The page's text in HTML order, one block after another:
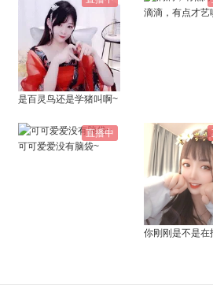
是百灵鸟还是学猪叫啊~
滴滴，有点才艺
直播中
可可爱爱没有脑袋~
你刚刚是不是在